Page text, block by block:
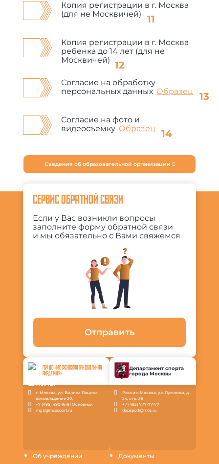
Копия регистрации в г. Москва
(для не Москвичей)
Копия регистрации в г. Москва
ребенка до 14 лет (для не
Москвичей)
Согласие на обработку
персональных данных Образец
Согласие на фото и
видеосъемку Образец
Сведения об образовательной организации
Об учреждении
Документы
СЕРВИС ОБРАТНОЙ СВЯЗИ
Если у Вас возникли вопросы
заполните форму обратной связи
и мы обязательно с Вами свяжемся
Отправить
ГБУ ДО «МОСКОВСКАЯ ГАНДБОЛЬНАЯ
АКАДЕМИЯ»
г. Москва, ул. Вилиса Лациса
домовладение 20;
+7 (495) 490-16-81 Основной
mga@mossport.ru
Департамент спорта
города Москвы
Россия, Москва, ул. Лужники, д.
24, стр. 38
+7 (495) 777-77-77
depsport@mos.ru